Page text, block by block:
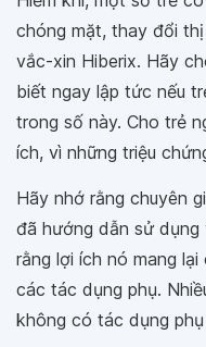
chóng mặt, thay đổi
vắc-xin Hiberix. Hãy
biết ngay lập tức nếu
trong số này. Cho trẻ
ích, vì những triệu
Hãy nhớ rằng chuyên
đã hướng dẫn sử
rằng lợi ích nó mang
các tác dụng phụ.
không có tác dụng